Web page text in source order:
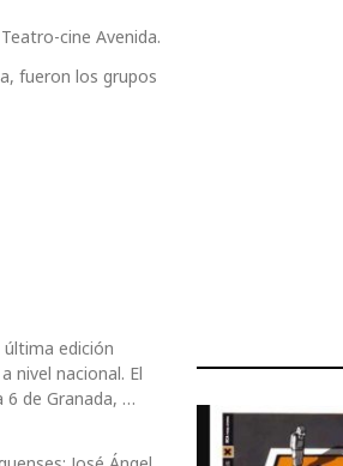
cine Avenida.
fueron los grupos
edición
nivel nacional. El
6 de Granada, …